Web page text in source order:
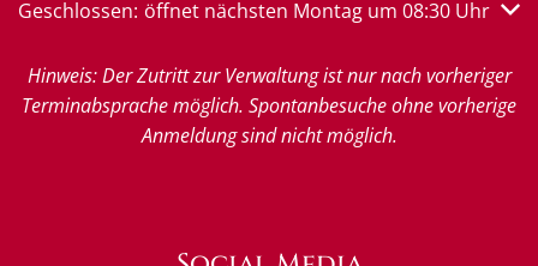
Klicken, um weitere Öffnungs- oder Schließzeiten
Geschlossen: öffnet nächsten Montag um 08:30 Uhr
Hinweis: Der Zutritt zur Verwaltung ist nur nach vorheriger
Terminabsprache möglich. Spontanbesuche ohne vorherige
Anmeldung sind nicht möglich.